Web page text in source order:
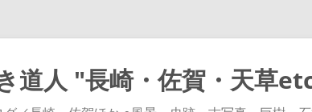
道人 "長崎・佐賀・天草